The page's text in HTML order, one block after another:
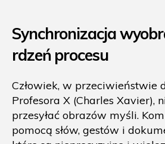
Synchronizacja
rdzeń procesu
Człowiek, w przeciwieństwie
Profesora X (Charles Xavier),
przesyłać obrazów myśli.
pomocą słów, gestów i